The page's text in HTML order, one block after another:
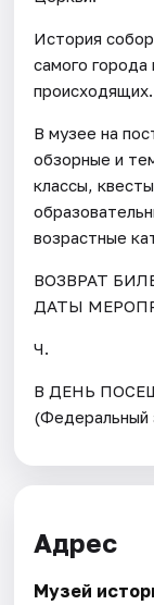
История
самого города
происходящих.
В музее на
обзорные и
классы,
возрастные
ВОЗВРАТ
ДАТЫ
Ч.
В ДЕНЬ
Адрес
Музей